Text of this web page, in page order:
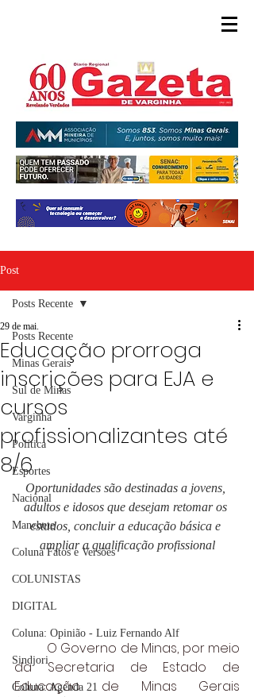
Post
Posts Recente
Minas Gerais
Sul de Minas
Varginha
Política
Esportes
Nacional
Manchete
Coluna Fatos e Versões
COLUNISTAS
DIGITAL
Coluna: Opinião - Luiz Fernando Alf
Sindjori
Coluna: Agenda 21
Posts Recente
Educação prorroga
inscrições para EJA e
cursos
profissionalizantes até
8/6
29 de mai.
Oportunidades são destinadas a jovens,
adultos e idosos que desejam retomar os
estudos, concluir a educação básica e
ampliar a qualificação profissional
O Governo de Minas, por meio
da Secretaria de Estado de
Educação de Minas Gerais